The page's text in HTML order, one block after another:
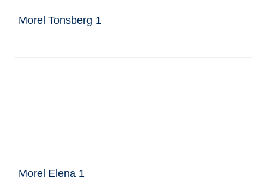
Morel Tonsberg 1
Morel Elena 1